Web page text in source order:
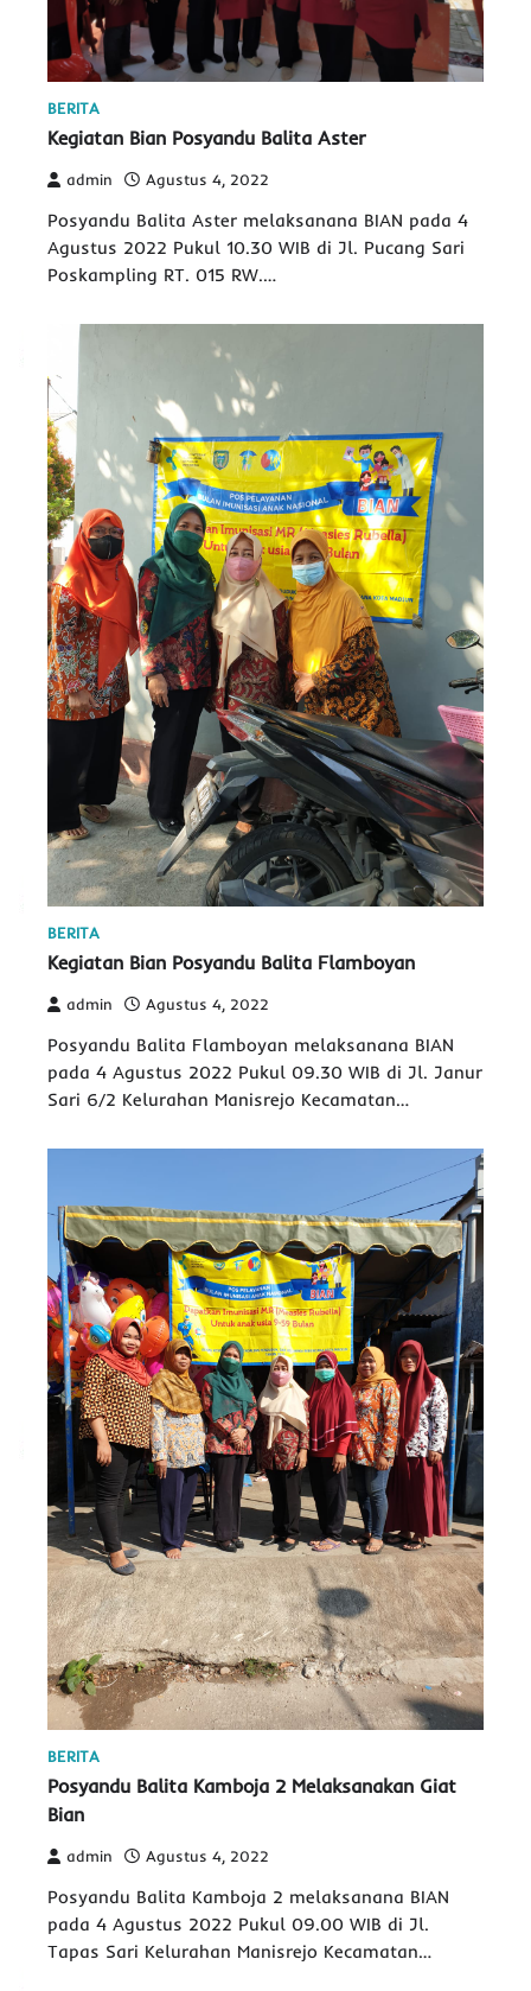
BERITA
Kegiatan Bian Posyandu Balita Aster
admin Agustus 4, 2022
Posyandu Balita Aster melaksanana BIAN pada 4
Agustus 2022 Pukul 10.30 WIB di Jl. Pucang Sari
Poskampling RT. 015 RW.…
BERITA
Kegiatan Bian Posyandu Balita Flamboyan
admin Agustus 4, 2022
Posyandu Balita Flamboyan melaksanana BIAN
pada 4 Agustus 2022 Pukul 09.30 WIB di Jl. Janur
Sari 6/2 Kelurahan Manisrejo Kecamatan…
BERITA
Posyandu Balita Kamboja 2 Melaksanakan Giat
Bian
admin Agustus 4, 2022
Posyandu Balita Kamboja 2 melaksanana BIAN
pada 4 Agustus 2022 Pukul 09.00 WIB di Jl.
Tapas Sari Kelurahan Manisrejo Kecamatan…